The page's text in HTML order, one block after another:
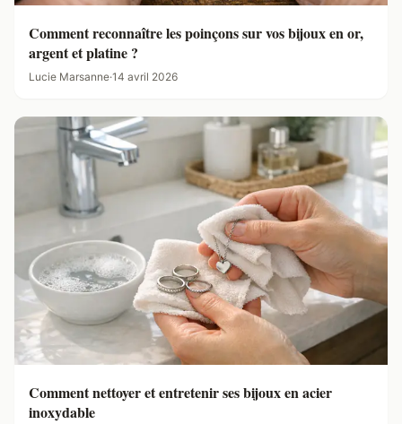
Comment reconnaître les poinçons sur vos bijoux en or,
argent et platine ?
Lucie Marsanne·14 avril 2026
Comment nettoyer et entretenir ses bijoux en acier
inoxydable